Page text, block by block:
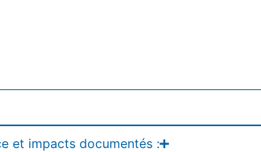
et impacts documentés :